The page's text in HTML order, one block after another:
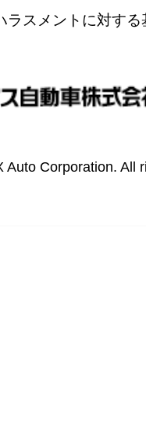
ラスメントに対する
Auto Corporation. All